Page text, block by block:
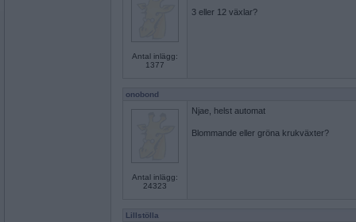
Antal inlägg:
1377
3 eller 12 växlar?
onobond
Antal inlägg:
24323
Njae, helst automat
Blommande eller gröna krukväxter?
Lillstölla